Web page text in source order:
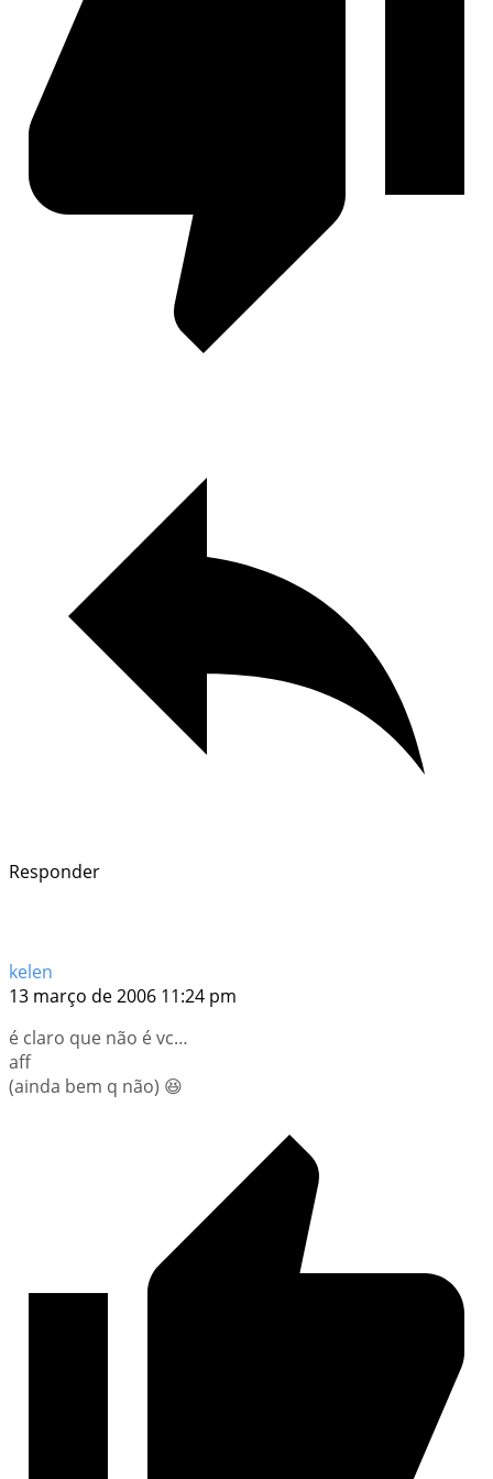
Responder
kelen
13 março de 2006 11:24 pm
é claro que não é vc…
aff
(ainda bem q não) 😆